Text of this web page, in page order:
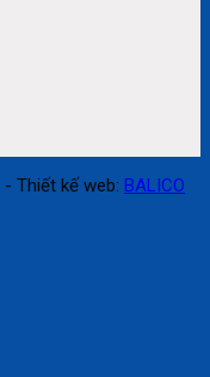
- Thiết kế web: BALICO